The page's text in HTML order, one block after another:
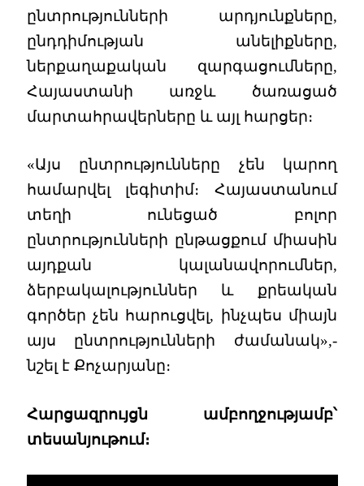
ընտրությունների արդյունքները,
ընդդիմության անելիքները,
ներքաղաքական զարգացումները,
Հայաստանի առջև ծառացած
մարտահրավերները և այլ հարցեր։
«Այս ընտրությունները չեն կարող
համարվել լեգիտիմ։ Հայաստանում
տեղի ունեցած բոլոր
ընտրությունների ընթացքում միասին
այդքան կալանավորումներ,
ձերբակալություններ և քրեական
գործեր չեն հարուցվել, ինչպես միայն
այս ընտրությունների ժամանակ»,-
նշել է Քոչարյանը։
Հարցազրույցն ամբողջությամբ՝
տեսանյութում։